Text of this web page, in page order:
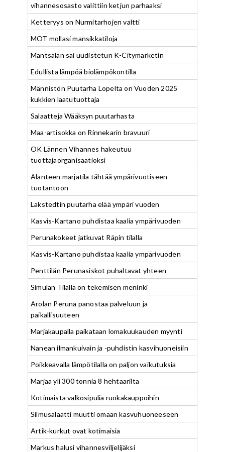
vihannesosasto valittiin ketjun parhaaksi
Ketteryys on Nurmitarhojen valtti
MOT mollasi mansikkatiloja
Mäntsälän sai uudistetun K-Citymarketin
Edullista lämpöä biolämpökontilla
Männistön Puutarha Lopelta on Vuoden 2025
kukkien laatutuottaja
Salaatteja Wääksyn puutarhasta
Maa-artisokka on Rinnekarin bravuuri
OK Lännen Vihannes hakeutuu
tuottajaorganisaatioksi
Alanteen marjatila tähtää ympärivuotiseen
tuotantoon
Lakstedtin puutarha elää ympäri vuoden
Kasvis-Kartano puhdistaa kaalia ympärivuoden
Perunakokeet jatkuvat Räpin tilalla
Kasvis-Kartano puhdistaa kaalia ympärivuoden
Penttilän Perunasiskot puhaltavat yhteen
Simulan Tilalla on tekemisen meninki
Arolan Peruna panostaa palveluun ja
paikallisuuteen
Marjakaupalla paikataan lomakuukauden myynti
Nanean ilmankuivain ja -puhdistin kasvihuoneisiin
Poikkeavalla lämpötilalla on paljon vaikutuksia
Marjaa yli 300 tonnia 8 hehtaarilta
Kotimaista valkosipulia ruokakauppoihin
Silmusalaatti muutti omaan kasvuhuoneeseen
Artik-kurkut ovat kotimaisia
Markus halusi vihannesviljelijäksi